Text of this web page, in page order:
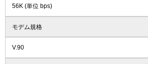
56K (単位 bps)
モデム規格
V.90